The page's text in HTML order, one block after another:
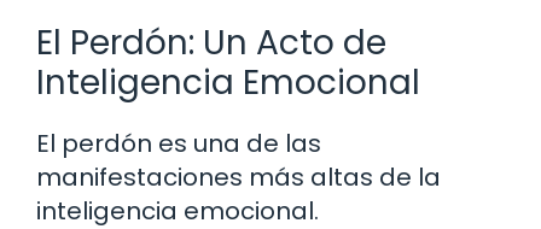
El Perdón: Un Acto de
Inteligencia Emocional
El perdón es una de las
manifestaciones más altas de la
inteligencia emocional.